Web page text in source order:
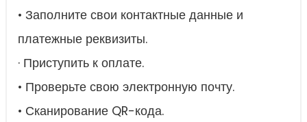
• Заполните свои контактные данные и
платежные реквизиты.
· Приступить к оплате.
• Проверьте свою электронную почту.
• Сканирование QR-кода.